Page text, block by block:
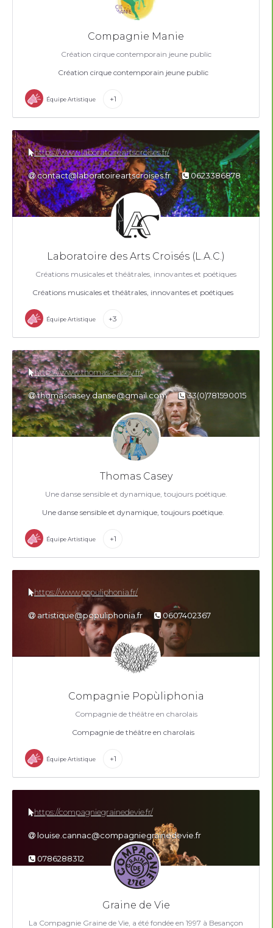
Compagnie Manie
Création cirque contemporain jeune public
Création cirque contemporain jeune public
Équipe Artistique +1
Laboratoire des Arts Croisés (L.A.C.)
Créations musicales et théâtrales, innovantes et poétiques
Créations musicales et théâtrales, innovantes et poétiques
https://www.laboratoireartscroises.fr/
contact@laboratoireartscroises.fr 0623386878
Équipe Artistique +3
Thomas Casey
Une danse sensible et dynamique, toujours poétique.
Une danse sensible et dynamique, toujours poétique.
https://www.thomas-casey.fr/
thomascasey.danse@gmail.com 33(0)781590015
Équipe Artistique +1
Compagnie Popùliphonia
Compagnie de théâtre en charolais
Compagnie de théâtre en charolais
https://www.populiphonia.fr/
artistique@populiphonia.fr 0607402367
Équipe Artistique +1
Graine de Vie
La Compagnie Graine de Vie, a été fondée en 1997 à Besançon
https://compagniegrainedevie.fr/
louise.cannac@compagniegrainedevie.fr
0786288312